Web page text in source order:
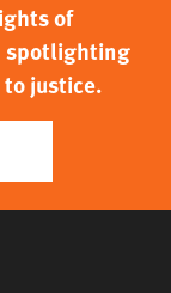
of
spotlighting
justice.